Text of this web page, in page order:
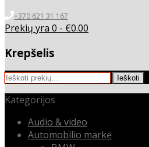
+370 621 31 167
Prekių yra 0 - €0.00
Krepšelis
Ieškoti: Ieškoti
Kategorijos
Audio & video
Automobilio markė